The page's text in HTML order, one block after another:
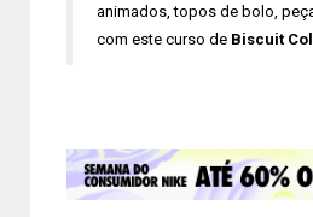
animados, topos de bolo,
com este curso de Biscuit